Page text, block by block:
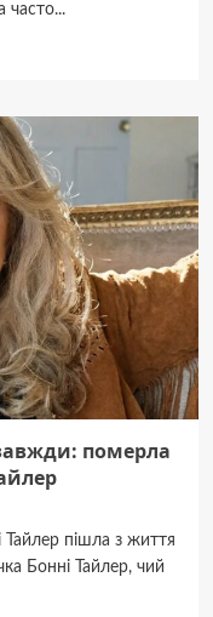
часто...
померла
Тайлер пішла з життя
Бонні Тайлер, чий